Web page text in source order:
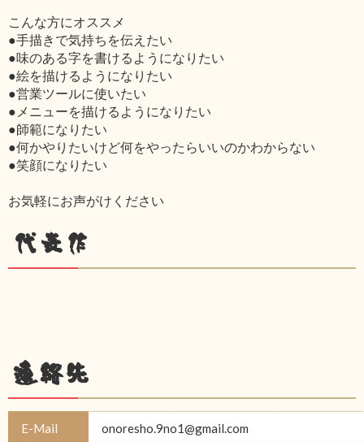
こんな方にオススメ
●手描きで気持ちを伝えたい
●味のある字を書けるようになりたい
●絵を描けるようになりたい
●営業ツールに使いたい
●メニューを描けるようになりたい
●師範になりたい
●何かやりたいけど何をやったらいいのかわからない
●笑顔になりたい
お気軽にお声がけください
代表作
連絡先
E-Mail onoresho.9no1@gmail.com